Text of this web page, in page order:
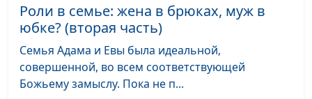
Роли в семье: жена в брюках, муж в
юбке? (вторая часть)
Семья Адама и Евы была идеальной,
совершенной, во всем соответствующей
Божьему замыслу. Пока не п...